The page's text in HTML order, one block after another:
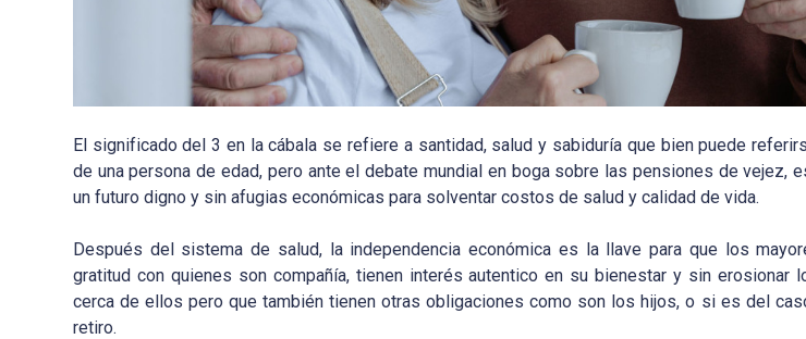
El significado del 3 en la cábala se refiere a santidad, salud y sabiduría que bien puede
de una persona de edad, pero ante el debate mundial en boga sobre las pensiones de vejez,
un futuro digno y sin afugias económicas para solventar costos de salud y calidad de vida.
Después del sistema de salud, la independencia económica es la llave para que los
gratitud con quienes son compañía, tienen interés autentico en su bienestar y sin
cerca de ellos pero que también tienen otras obligaciones como son los hijos, o si es del
retiro.